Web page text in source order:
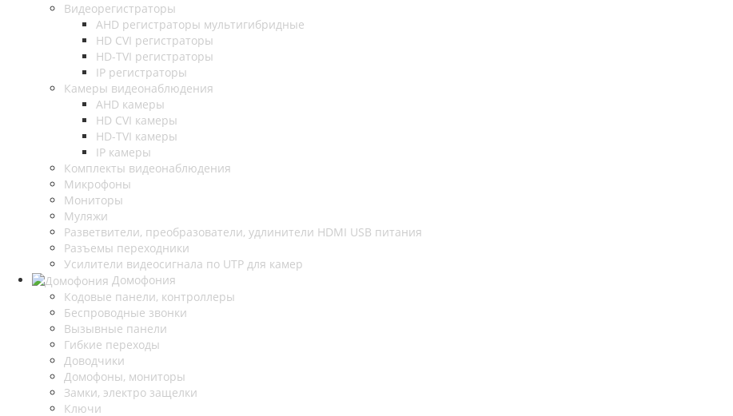
Видеорегистраторы
AHD регистраторы мультигибридные
HD CVI регистраторы
HD-TVI регистраторы
IP регистраторы
Камеры видеонаблюдения
AHD камеры
HD CVI камеры
HD-TVI камеры
IP камеры
Комплекты видеонаблюдения
Микрофоны
Мониторы
Муляжи
Разветвители, преобразователи, удлинители HDMI USB питания
Разъемы переходники
Усилители видеосигнала по UTP для камер
Домофония
Кодовые панели, контроллеры
Беспроводные звонки
Вызывные панели
Гибкие переходы
Доводчики
Домофоны, мониторы
Замки, электро защелки
Ключи